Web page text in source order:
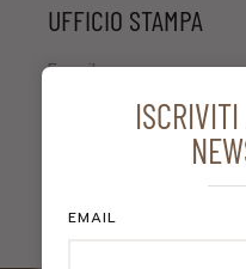
UFFICIO STAMPA
E-mail:
EMAIL